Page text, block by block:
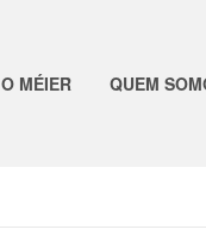
O MÉIER QUEM